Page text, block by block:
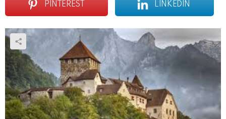
PINTEREST LINKEDIN